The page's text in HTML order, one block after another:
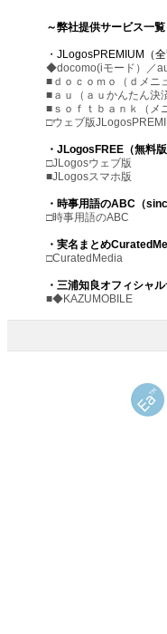
～弊社提供サービス一
・JLogosPREMIUM（
◆docomo(iモード）／
■ｄｏｃｏｍｏ（ｄメニ
■ａｕ（ａｕかんたん決
■ｓｏｆｔｂａｎｋ（メ
□ウェブ版
・JLogosFREE（無料
□JLogosウェブ版
■JLogosスマホ版
・時事用語のABC（
□時事用語のABC
・実名まとめ
□CuratedMedia
・三浦知良オフィシャ
■◆KAZUMOBILE